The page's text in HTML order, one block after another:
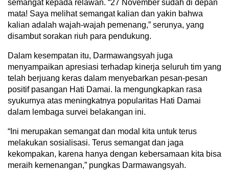
semangat kepada relawan. “27 November sudah di depan
mata! Saya melihat semangat kalian dan yakin bahwa
kalian adalah wajah-wajah pemenang,” serunya, yang
disambut sorakan riuh para pendukung.
Dalam kesempatan itu, Darmawangsyah juga
menyampaikan apresiasi terhadap kinerja seluruh tim yang
telah berjuang keras dalam menyebarkan pesan-pesan
positif pasangan Hati Damai. Ia mengungkapkan rasa
syukurnya atas meningkatnya popularitas Hati Damai
dalam lembaga survei belakangan ini.
“Ini merupakan semangat dan modal kita untuk terus
melakukan sosialisasi. Terus semangat dan jaga
kekompakan, karena hanya dengan kebersamaan kita bisa
meraih kemenangan,” pungkas Darmawangsyah.